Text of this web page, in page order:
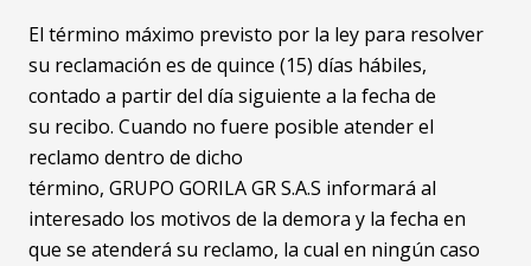
El término máximo previsto por la ley para resolver
su reclamación es de quince (15) días hábiles,
contado a partir del día siguiente a la fecha de
su recibo. Cuando no fuere posible atender el
reclamo dentro de dicho
término, GRUPO GORILA GR S.A.S informará al
interesado los motivos de la demora y la fecha en
que se atenderá su reclamo, la cual en ningún caso